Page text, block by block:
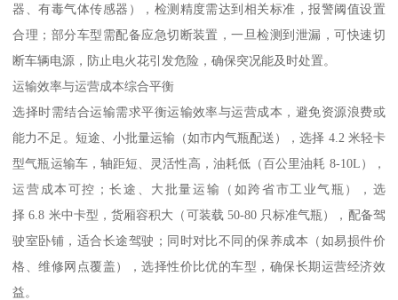
器、有毒气体传感器），检测精度需达到相关标准，报警阈值设置
合理；部分车型需配备应急切断装置，一旦检测到泄漏，可快速切
断车辆电源，防止电火花引发危险，确保突况能及时处置。​
运输效率与运营成本综合平衡​
选择时需结合运输需求平衡运输效率与运营成本，避免资源浪费或
能力不足。短途、小批量运输（如市内气瓶配送），选择 4.2 米轻卡
型气瓶运输车，轴距短、灵活性高，油耗低（百公里油耗 8-10L），
运营成本可控；长途、大批量运输（如跨省市工业气瓶），选
择 6.8 米中卡型，货厢容积大（可装载 50-80 只标准气瓶），配备驾
驶室卧铺，适合长途驾驶；同时对比不同的保养成本（如易损件价
格、维修网点覆盖），选择性价比优的车型，确保长期运营经济效
益。​